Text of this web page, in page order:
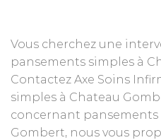
Vous cherchez une
pansements simples à
Contactez Axe Soins
simples à Chateau
concernant pansements
Gombert, nous vous